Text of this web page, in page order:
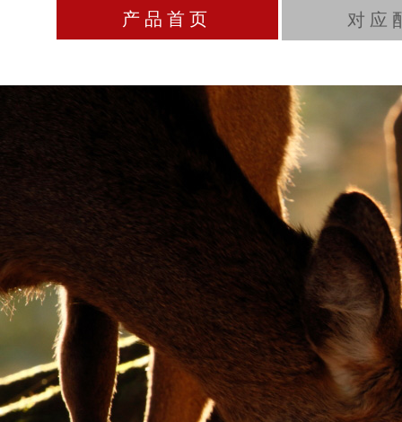
产品首页 对应